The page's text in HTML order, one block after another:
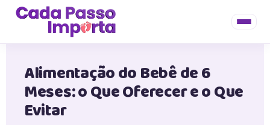
Alimentação do Bebê de 6
Meses: o Que Oferecer e o Que
Evitar